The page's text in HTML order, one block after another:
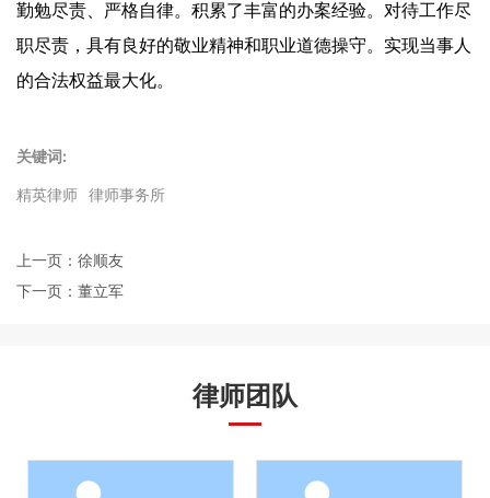
勤勉尽责、严格自律。积累了丰富的办案经验。对待工作尽
职尽责，具有良好的敬业精神和职业道德操守。实现当事人
的合法权益最大化。
关键词:
精英律师 律师事务所
上一页： 徐顺友
下一页： 董立军
律师团队